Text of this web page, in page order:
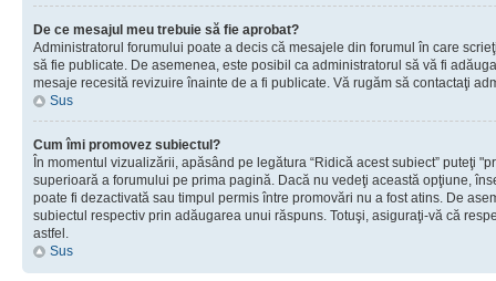
De ce mesajul meu trebuie să fie aprobat?
Administratorul forumului poate a decis că mesajele din forumul în care
să fie publicate. De asemenea, este posibil ca administratorul să vă fi
mesaje recesită revizuire înainte de a fi publicate. Vă rugăm să contactaţi
Sus
Cum îmi promovez subiectul?
În momentul vizualizării, apăsând pe legătura “Ridică acest subiect” puteţi
superioară a forumului pe prima pagină. Dacă nu vedeţi această opţiune,
poate fi dezactivată sau timpul permis între promovări nu a fost atins. De
subiectul respectiv prin adăugarea unui răspuns. Totuşi, asiguraţi-vă că
astfel.
Sus